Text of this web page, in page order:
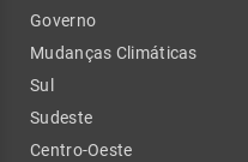
Governo
Mudanças Climáticas
Sul
Sudeste
Centro-Oeste